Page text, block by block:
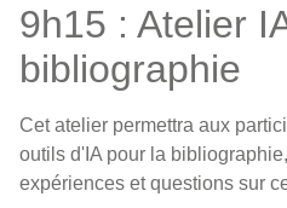
9h15 : Atelier
bibliographie
Cet atelier permettra aux
outils d'IA pour la
expériences et questions sur